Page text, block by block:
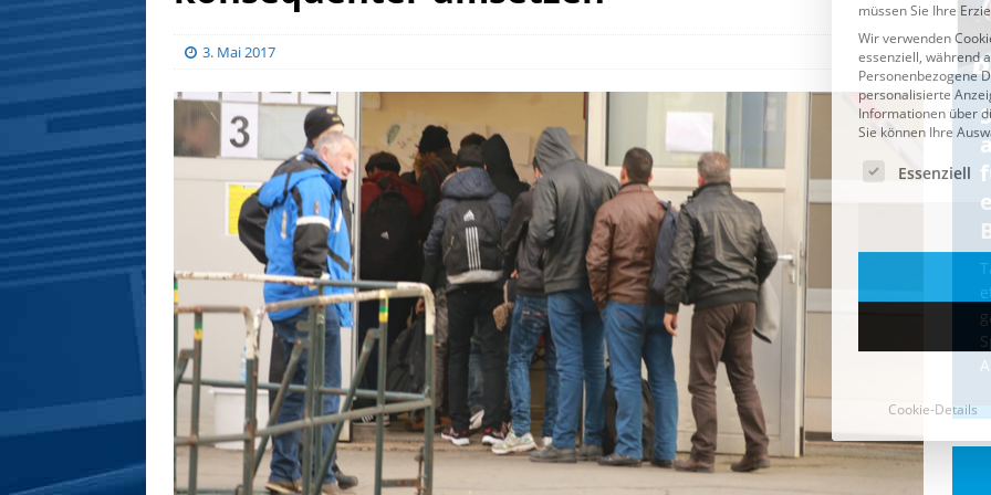
3. Mai 2017
CDU & Ampel wollen nach
der Wahl wieder Afghanen
einfliegen: Zeit für ein
Asylmoratorium!
Die Bundesregierung und die CDU
halten die Wähler für dumm! Weil die
Stimmung wegen der von Afghanen
verübten Anschläge kippte, wurden die
Flüge vor der[...]
Cookie-Details